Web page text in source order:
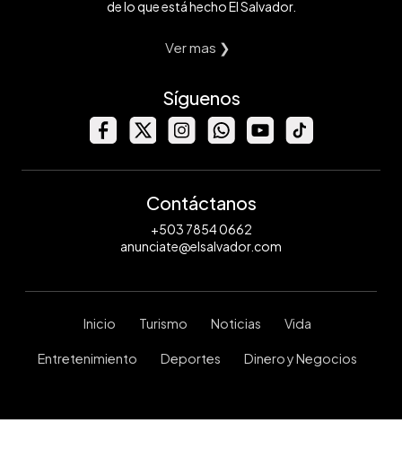
de lo que está hecho El Salvador.
Ver mas ❯
Síguenos
Contáctanos
+503 7854 0662
anunciate@elsalvador.com
Inicio Turismo Noticias Vida
Entretenimiento Deportes Dinero y Negocios